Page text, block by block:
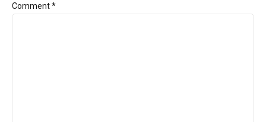
Comment*